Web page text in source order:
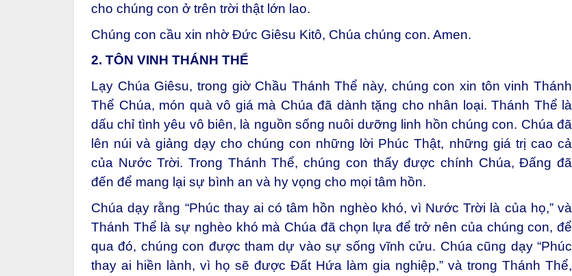
cho chúng con ở trên trời thật lớn lao.
Chúng con cầu xin nhờ Đức Giêsu Kitô, Chúa chúng con. Amen.
2. TÔN VINH THÁNH THỂ
Lạy Chúa Giêsu, trong giờ Chầu Thánh Thể này, chúng con xin tôn vinh Thánh
Thể Chúa, món quà vô giá mà Chúa đã dành tặng cho nhân loại. Thánh Thể là
dấu chỉ tình yêu vô biên, là nguồn sống nuôi dưỡng linh hồn chúng con. Chúa đã
lên núi và giảng dạy cho chúng con những lời Phúc Thật, những giá trị cao cả
của Nước Trời. Trong Thánh Thể, chúng con thấy được chính Chúa, Đấng đã
đến để mang lại sự bình an và hy vọng cho mọi tâm hồn.
Chúa dạy rằng “Phúc thay ai có tâm hồn nghèo khó, vì Nước Trời là của họ,” và
Thánh Thể là sự nghèo khó mà Chúa đã chọn lựa để trở nên của chúng con, để
qua đó, chúng con được tham dự vào sự sống vĩnh cửu. Chúa cũng dạy “Phúc
thay ai hiền lành, vì họ sẽ được Đất Hứa làm gia nghiệp,” và trong Thánh Thể,